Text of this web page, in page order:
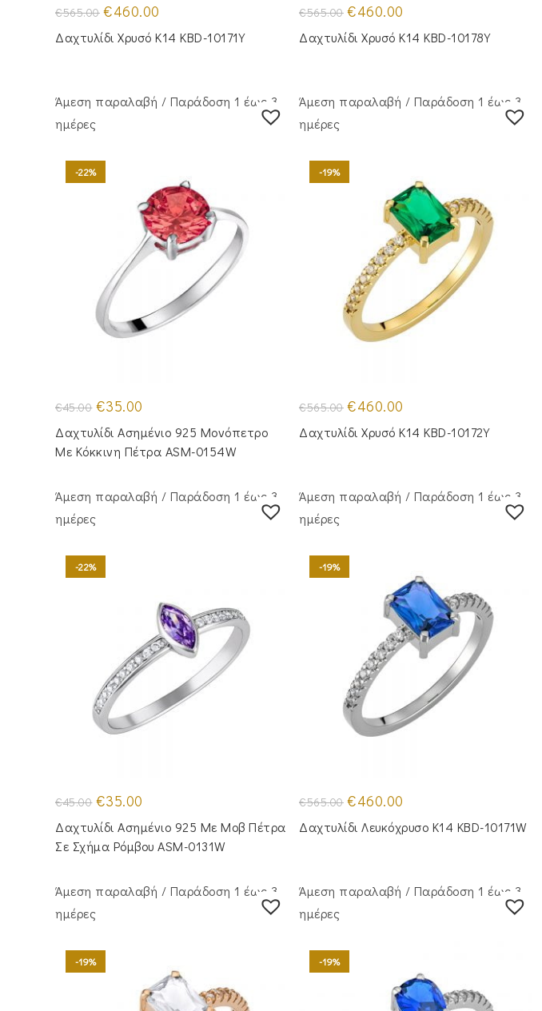
€565.00 Original
price
was:
€565.00.
€460.00
τιμή
είναι:
Δαχτυλίδι Χρυσό Κ14 KBD-10171Y
€565.00 Original
price
was:
€565.00.
€460.00
τιμή
είναι:
Δαχτυλίδι Χρυσό Κ14 KBD-10178Y
Άμεση παραλαβή / Παράδoση 1 έως 3
ημέρες
-22%
€45.00 Original
price
was:
€45.00.
€35.00
τιμή
είναι:
€35.00.
Δαχτυλίδι Ασημένιο 925 Μονόπετρο
Με Κόκκινη Πέτρα ASM-0154W
Άμεση παραλαβή / Παράδoση 1 έως 3
ημέρες
-19%
€565.00 Original
price
was:
€565.00.
€460.00
τιμή
είναι:
Δαχτυλίδι Χρυσό Κ14 KBD-10172Y
Άμεση παραλαβή / Παράδoση 1 έως 3
ημέρες
-22%
€45.00 Original
price
was:
€45.00.
€35.00
τιμή
είναι:
€35.00.
Δαχτυλίδι Ασημένιο 925 Με Μοβ Πέτρα
Σε Σχήμα Ρόμβου ASM-0131W
Άμεση παραλαβή / Παράδoση 1 έως 3
ημέρες
-19%
€565.00 Original
price
was:
€565.00.
€460.00
είναι:
Δαχτυλίδι Λευκόχρυσο Κ14 KBD-10171W
Άμεση παραλαβή / Παράδoση 1 έως 3
ημέρες
-19%
Άμεση παραλαβή / Παράδoση 1 έως 3
ημέρες
-19%